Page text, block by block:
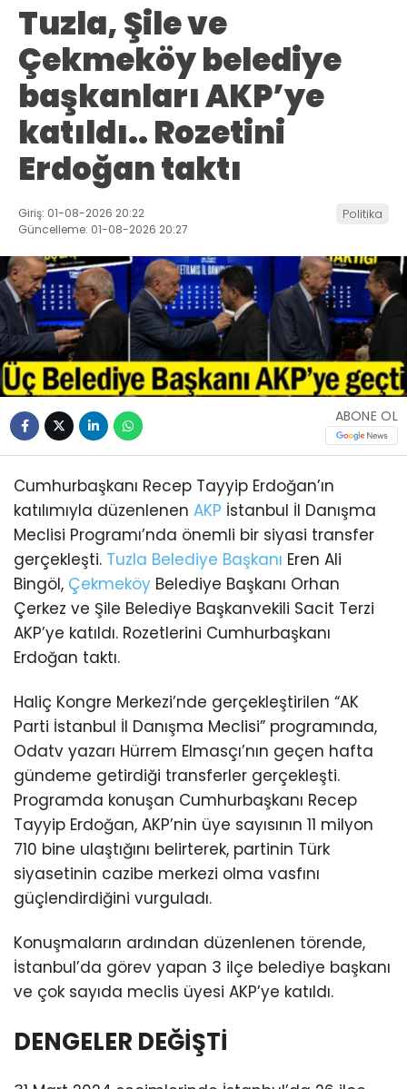
Tuzla, Şile ve
Çekmeköy belediye
başkanları AKP’ye
katıldı.. Rozetini
Erdoğan taktı
Giriş: 01-08-2026 20:22
Güncelleme: 01-08-2026 20:27
Politika
ABONE OL
Cumhurbaşkanı Recep Tayyip Erdoğan’ın
katılımıyla düzenlenen AKP İstanbul İl Danışma
Meclisi Programı’nda önemli bir siyasi transfer
gerçekleşti. Tuzla Belediye Başkanı Eren Ali
Bingöl, Çekmeköy Belediye Başkanı Orhan
Çerkez ve Şile Belediye Başkanvekili Sacit Terzi
AKP’ye katıldı. Rozetlerini Cumhurbaşkanı
Erdoğan taktı.
Haliç Kongre Merkezi’nde gerçekleştirilen “AK
Parti İstanbul İl Danışma Meclisi” programında,
Odatv yazarı Hürrem Elmasçı’nın geçen hafta
gündeme getirdiği transferler gerçekleşti.
Programda konuşan Cumhurbaşkanı Recep
Tayyip Erdoğan, AKP’nin üye sayısının 11 milyon
710 bine ulaştığını belirterek, partinin Türk
siyasetinin cazibe merkezi olma vasfını
güçlendirdiğini vurguladı.
Konuşmaların ardından düzenlenen törende,
İstanbul’da görev yapan 3 ilçe belediye başkanı
ve çok sayıda meclis üyesi AKP’ye katıldı.
DENGELER DEĞİŞTİ